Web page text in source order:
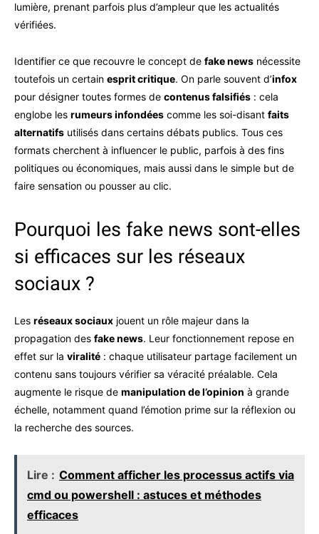
lumière, prenant parfois plus d’ampleur que les actualités
vérifiées.
Identifier ce que recouvre le concept de fake news nécessite
toutefois un certain esprit critique. On parle souvent d’infox
pour désigner toutes formes de contenus falsifiés : cela
englobe les rumeurs infondées comme les soi-disant faits
alternatifs utilisés dans certains débats publics. Tous ces
formats cherchent à influencer le public, parfois à des fins
politiques ou économiques, mais aussi dans le simple but de
faire sensation ou pousser au clic.
Pourquoi les fake news sont-elles
si efficaces sur les réseaux
sociaux ?
Les réseaux sociaux jouent un rôle majeur dans la
propagation des fake news. Leur fonctionnement repose en
effet sur la viralité : chaque utilisateur partage facilement un
contenu sans toujours vérifier sa véracité préalable. Cela
augmente le risque de manipulation de l’opinion à grande
échelle, notamment quand l’émotion prime sur la réflexion ou
la recherche des sources.
Lire : Comment afficher les processus actifs via
cmd ou powershell : astuces et méthodes
efficaces